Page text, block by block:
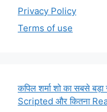
Privacy Policy
Terms of use
कपिल शर्मा शो का सबसे
Scripted और कितना Real